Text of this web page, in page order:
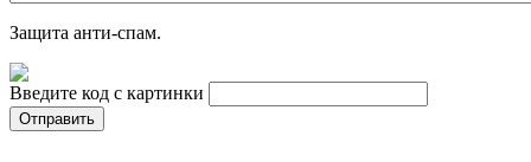
Защита анти-спам.
Введите код с картинки